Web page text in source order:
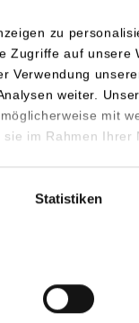
zu
Zugriffe auf unsere
Verwendung
weiter.
mit
im Rahmen Ihrer
Statistiken
Am Forchenwald 7
78559
Gosheim
www.schuler-
B. Eng. Christoph
07426 5283-575
SCHULER KG
www.schuler-